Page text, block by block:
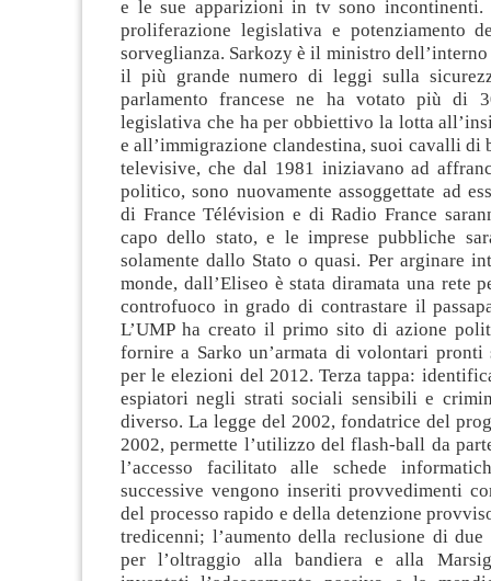
e le sue apparizioni in tv sono incontinenti.
proliferazione legislativa e potenziamento
sorveglianza. Sarkozy è il ministro
il più grande numero di leggi sulla
parlamento francese ne ha votato più di
legislativa che ha per obbiettivo la lotta
e all’immigrazione clandestina, suoi cavalli di
televisive, che dal 1981 iniziavano ad
politico, sono nuovamente assoggettate ad
di France Télévision e di Radio France
capo dello stato, e le imprese pubbliche
solamente dallo Stato o quasi. Per arginare
monde, dall’Eliseo è stata diramata una rete
controfuoco in grado di contrastare il
L’UMP ha creato il primo sito di azione
fornire a Sarko un’armata di volontari pronti
per le elezioni del 2012. Terza tappa:
espiatori negli strati sociali sensibili e
diverso. La legge del 2002, fondatrice del
2002, permette l’utilizzo del flash-ball da
l’accesso facilitato alle schede
successive vengono inseriti provvedimenti
del processo rapido e della detenzione
tredicenni; l’aumento della reclusione di due
per l’oltraggio alla bandiera e alla